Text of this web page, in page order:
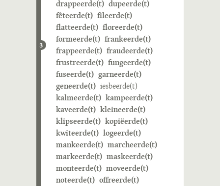
3
drappeerde(t) dupeerde(t)
fêteerde(t) fileerde(t)
flatteerde(t) floreerde(t)
formeerde(t) frankeerde(t)
frappeerde(t) fraudeerde(t)
frustreerde(t) fungeerde(t)
fuseerde(t) garneerde(t)
geneerde(t) iesbeerde(t)
kalmeerde(t) kampeerde(t)
kaveerde(t) kleineerde(t)
klipseerde(t) kopiëerde(t)
kwiteerde(t) logeerde(t)
mankeerde(t) marcheerde(t)
markeerde(t) maskeerde(t)
monteerde(t) moveerde(t)
noteerde(t) offreerde(t)